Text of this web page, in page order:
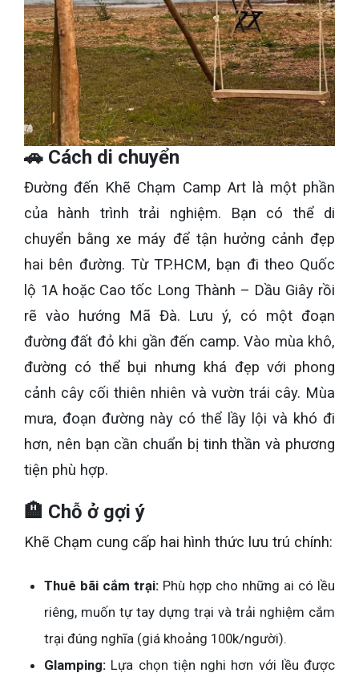
🚗 Cách di chuyển
Đường đến Khẽ Chạm Camp Art là một phần
của hành trình trải nghiệm. Bạn có thể di
chuyển bằng xe máy để tận hưởng cảnh đẹp
hai bên đường. Từ TP.HCM, bạn đi theo Quốc
lộ 1A hoặc Cao tốc Long Thành – Dầu Giây rồi
rẽ vào hướng Mã Đà. Lưu ý, có một đoạn
đường đất đỏ khi gần đến camp. Vào mùa khô,
đường có thể bụi nhưng khá đẹp với phong
cảnh cây cối thiên nhiên và vườn trái cây. Mùa
mưa, đoạn đường này có thể lầy lội và khó đi
hơn, nên bạn cần chuẩn bị tinh thần và phương
tiện phù hợp.
🏨 Chỗ ở gợi ý
Khẽ Chạm cung cấp hai hình thức lưu trú chính:
Thuê bãi cắm trại: Phù hợp cho những ai có lều
riêng, muốn tự tay dựng trại và trải nghiệm cắm
trại đúng nghĩa (giá khoảng 100k/người).
Glamping: Lựa chọn tiện nghi hơn với lều được